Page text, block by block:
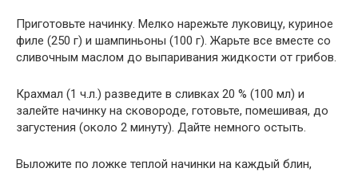
Приготовьте начинку. Мелко нарежьте луковицу, куриное
филе (250 г) и шампиньоны (100 г). Жарьте все вместе со
сливочным маслом до выпаривания жидкости от грибов.
Крахмал (1 ч.л.) разведите в сливках 20 % (100 мл) и
залейте начинку на сковороде, готовьте, помешивая, до
загустения (около 2 минуту). Дайте немного остыть.
Выложите по ложке теплой начинки на каждый блин,